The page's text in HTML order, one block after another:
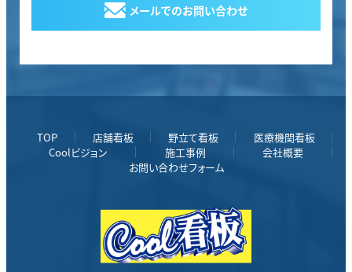
メールでのお問い合わせ
TOP 店舗看板 野立て看板
医療機関看板
Coolビジョン
施工事例
会社概要
お問い合わせフォーム